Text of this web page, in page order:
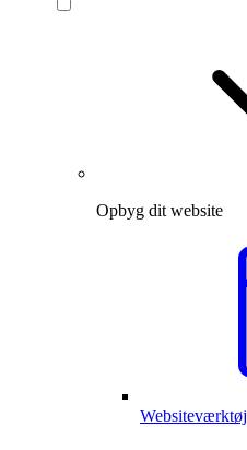
Opbyg dit website
Websiteværktøj